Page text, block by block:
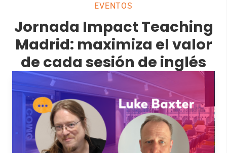
EVENTOS
Jornada Impact Teaching
Madrid: maximiza el valor
de cada sesión de inglés